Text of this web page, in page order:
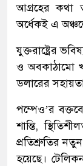
আগ্রহের কথা
অর্ধেকই এ
যুক্তরাষ্ট্রের
ও অবকাঠামো
ডলারের
পম্পেও’র
শান্তি,
প্রতিশ্রুতির
হয়েছে।